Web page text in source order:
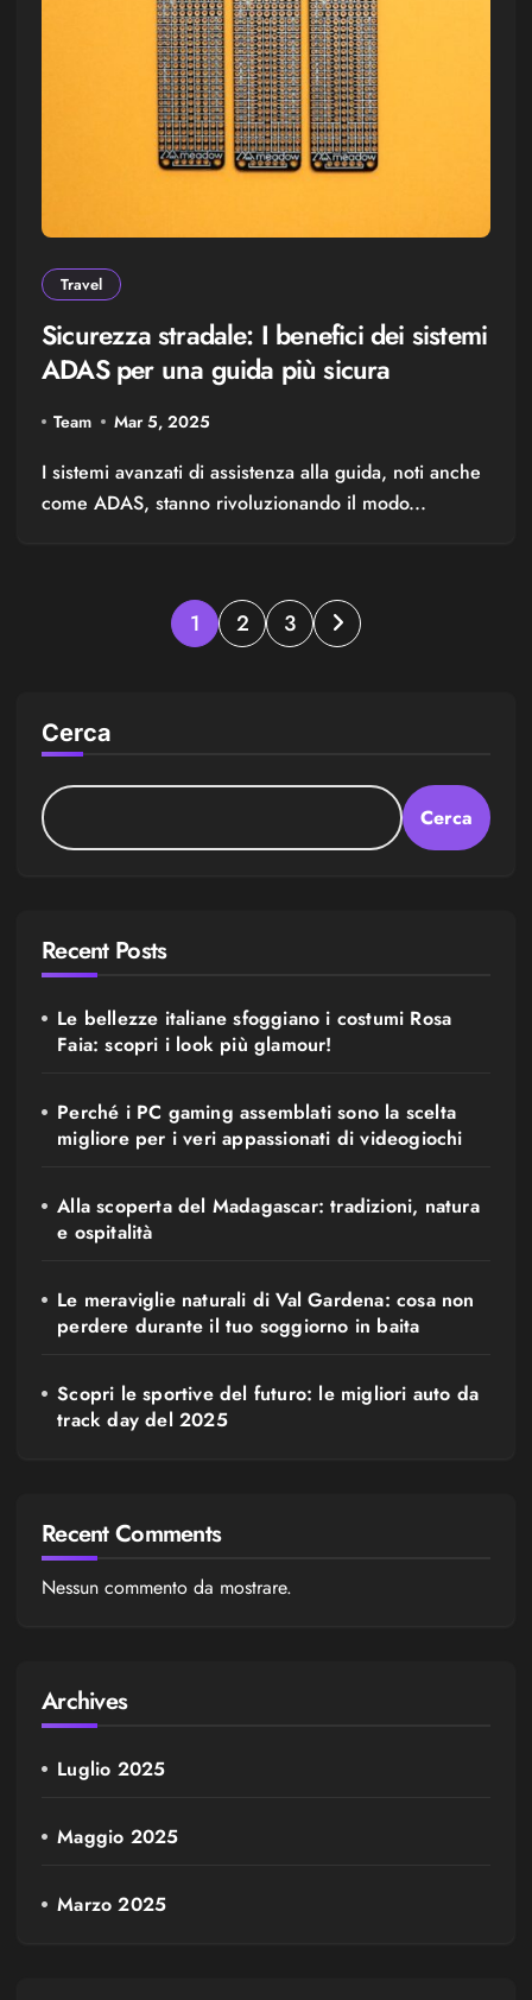
Travel
Sicurezza stradale: I benefici dei sistemi
ADAS per una guida più sicura
Team Mar 5, 2025
I sistemi avanzati di assistenza alla guida, noti anche
come ADAS, stanno rivoluzionando il modo...
Paginazione
degli
1 2 3
Cerca
Cerca
Recent Posts
Le bellezze italiane sfoggiano i costumi Rosa
Faia: scopri i look più glamour!
Perché i PC gaming assemblati sono la scelta
migliore per i veri appassionati di videogiochi
Alla scoperta del Madagascar: tradizioni, natura
e ospitalità
Le meraviglie naturali di Val Gardena: cosa non
perdere durante il tuo soggiorno in baita
Scopri le sportive del futuro: le migliori auto da
track day del 2025
Recent Comments
Nessun commento da mostrare.
Archives
Luglio 2025
Maggio 2025
Marzo 2025